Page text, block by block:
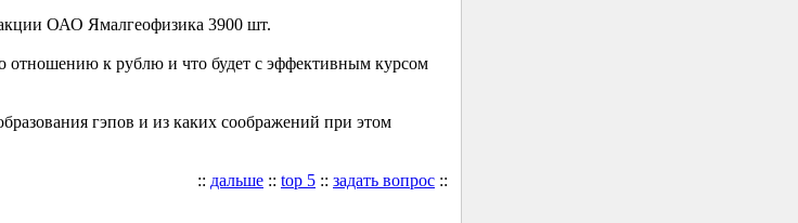
ОАО Ямалгеофизика 3900 шт.
отношению к рублю и что будет с эффективным курсом
гэпов и из каких соображений при этом
:: дальше :: top 5 :: задать вопрос ::